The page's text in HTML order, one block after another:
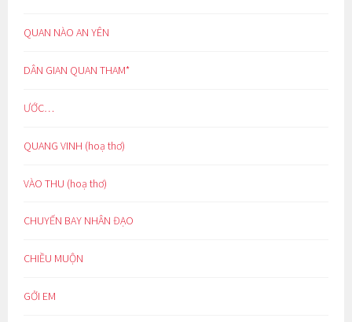
QUAN NÀO AN YÊN
DÂN GIAN QUAN THAM*
ƯỚC…
QUANG VINH (hoạ thơ)
VÀO THU (hoạ thơ)
CHUYẾN BAY NHÂN ĐẠO
CHIỀU MUỘN
GỞI EM